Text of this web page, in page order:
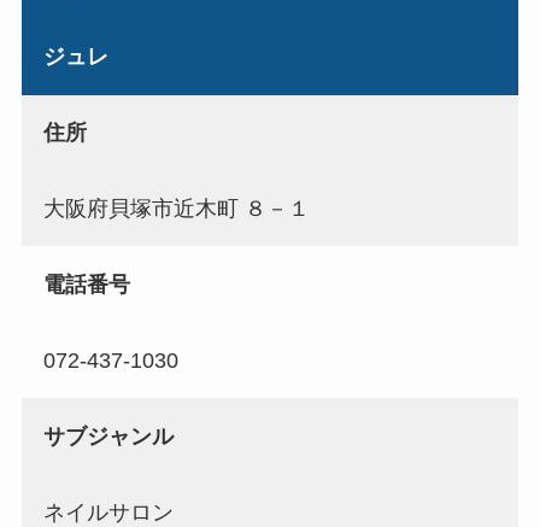
ジュレ
住所
大阪府貝塚市近木町 ８－１
電話番号
072-437-1030
サブジャンル
ネイルサロン